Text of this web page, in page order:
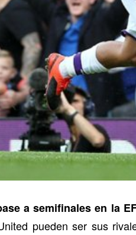
a semifinales en la
pueden ser sus